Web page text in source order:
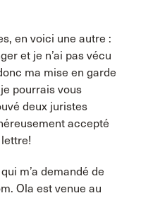
en voici une autre :
et je n’ai pas vécu
ma mise en garde
pourrais vous
deux juristes
accepté
m’a demandé de
Ola est venue au